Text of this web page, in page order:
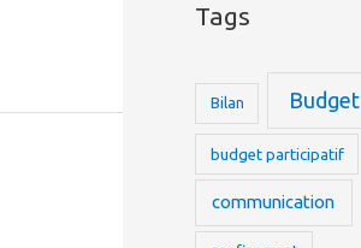
Tags
Bilan Budget
budget participatif
communication